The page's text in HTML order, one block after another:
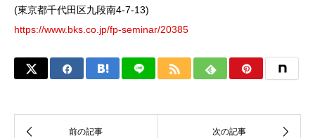
(東京都千代田区九段南4-7-13)
https://www.bks.co.jp/fp-seminar/20385